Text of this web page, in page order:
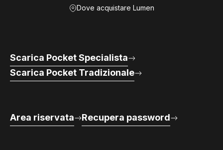
Dove acquistare Lumen
Scarica Pocket Specialista
Scarica Pocket Tradizionale
Area riservata Recupera password